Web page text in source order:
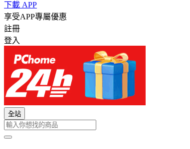
下載 APP
享受APP專屬優惠
註冊
登入
全站